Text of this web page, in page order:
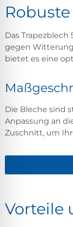
Das
gegen
bietet es eine
Die Bleche sind
Anpassung an
Zuschnitt, um
Vorteile